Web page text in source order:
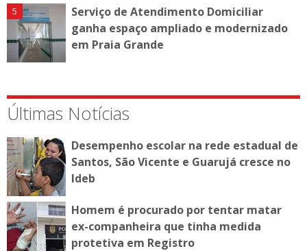
Serviço de Atendimento Domiciliar
ganha espaço ampliado e modernizado
em Praia Grande
Últimas Notícias
Desempenho escolar na rede estadual de
Santos, São Vicente e Guarujá cresce no
Ideb
Homem é procurado por tentar matar
ex-companheira que tinha medida
protetiva em Registro